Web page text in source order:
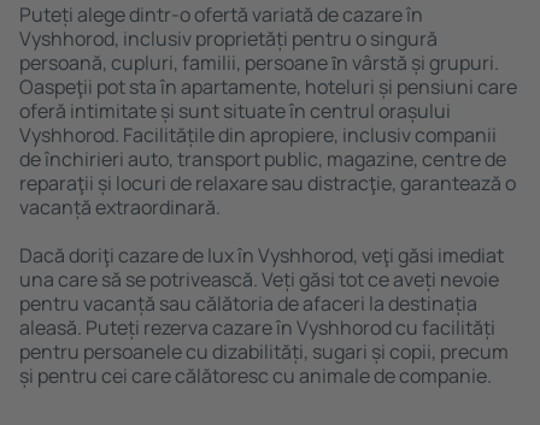
Puteți alege dintr-o ofertă variată de cazare în
Vyshhorod, inclusiv proprietăți pentru o singură
persoană, cupluri, familii, persoane ȋn vârstă și grupuri.
Oaspeţii pot sta în apartamente, hoteluri și pensiuni care
oferă intimitate și sunt situate în centrul orașului
Vyshhorod. Facilitățile din apropiere, inclusiv companii
de închirieri auto, transport public, magazine, centre de
reparaţii și locuri de relaxare sau distracţie, garantează o
vacanță extraordinară.
Dacă doriţi cazare de lux în Vyshhorod, veţi găsi imediat
una care să se potrivească. Veți găsi tot ce aveți nevoie
pentru vacanță sau călătoria de afaceri la destinația
aleasă. Puteți rezerva cazare în Vyshhorod cu facilități
pentru persoanele cu dizabilități, sugari și copii, precum
și pentru cei care călătoresc cu animale de companie.